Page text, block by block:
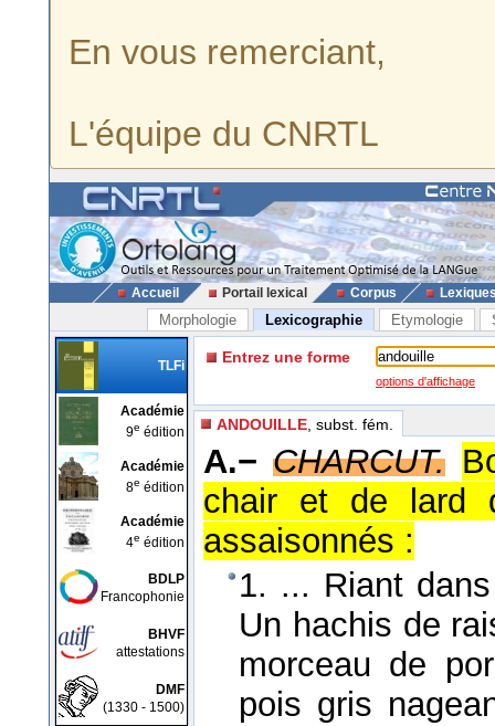
En vous remerciant,
L'équipe du CNRTL
Accueil Portail lexical Corpus
Morphologie Lexicographie Etymologie
TLFi
Académie
9e édition
Académie
8e édition
Académie
4e édition
BDLP
Francophonie
BHVF
attestations
DMF
(1330 - 1500)
Entrez une forme
options d'affichage
ANDOUILLE , subst. fém.
A.− CHARCUT.
chair et de lard
assaisonnés :
1. ... Riant
Un hachis de
morceau de
pois gris